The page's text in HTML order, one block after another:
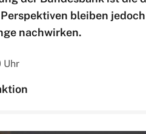
bleiben
nachwirken.
Uhr